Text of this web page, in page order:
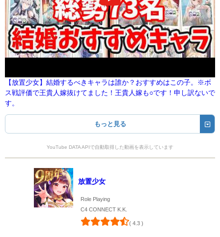
【放置少女】結婚するべきキャラは誰か？おすすめはこの子。※ボ
ス戦評価で王貴人嫁抜けてました！王貴人嫁も○です！申し訳ないで
す。
もっと見る
YouTube DATA APIで自動取得した動画を表示しています
放置少女
Role Playing
C4 CONNECT K.K.
( 4.3 )